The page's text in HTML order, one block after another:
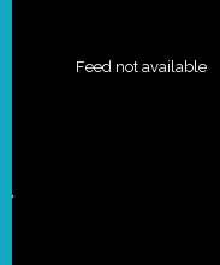
Feed not available